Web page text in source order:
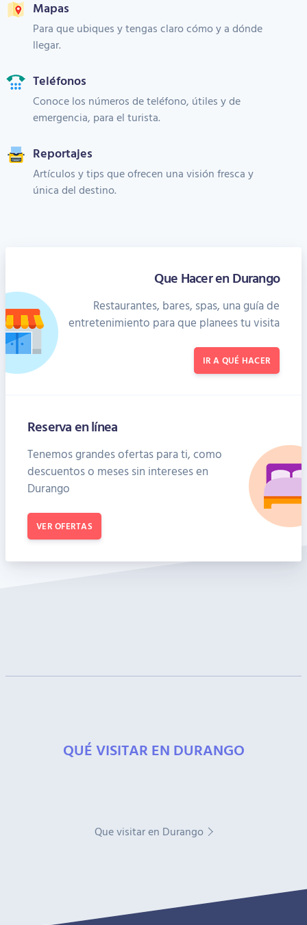
Mapas
Para que ubiques y tengas claro cómo y a dónde
llegar.
Teléfonos
Conoce los números de teléfono, útiles y de
emergencia, para el turista.
Reportajes
Artículos y tips que ofrecen una visión fresca y
única del destino.
Que Hacer en Durango
Restaurantes, bares, spas, una guía de
entretenimiento para que planees tu visita
IR A QUÉ HACER
Reserva en línea
Tenemos grandes ofertas para ti, como
descuentos o meses sin intereses en
Durango
VER OFERTAS
QUÉ VISITAR EN DURANGO
Que visitar en Durango